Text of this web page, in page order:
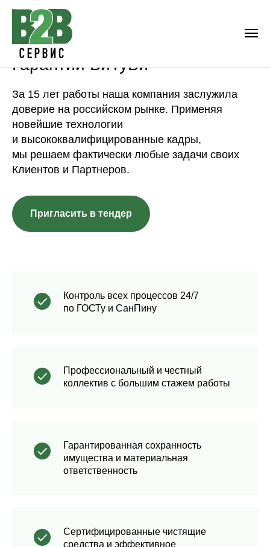
Гарантии БиТуБи
За 15 лет работы наша компания заслужила
доверие на российском рынке. Применяя
новейшие технологии
и высококвалифицированные кадры,
мы решаем фактически любые задачи своих
Клиентов и Партнеров.
Пригласить в тендер
Контроль всех процессов 24/7
по ГОСТу и СанПину
Профессиональный и честный
коллектив с большим стажем работы
Гарантированная сохранность
имущества и материальная
ответственность
Сертифицированные чистящие
средства и эффективное